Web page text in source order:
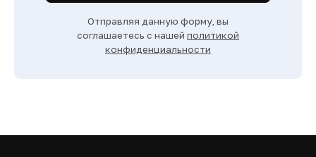
Отправляя данную форму, вы
соглашаетесь с нашей политикой
конфиденциальности